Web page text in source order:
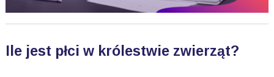
Ile jest płci w królestwie zwierząt?